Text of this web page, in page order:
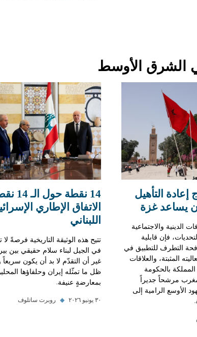
الشرق الأوسط
التأهيل
يساعد غزة
الدينية والاجتماعية
فإن قابلية
التطرف للتطبيق في
المثبتة، والعلاقات
بالحكومة
مرشحاً جديراً
الأوسع الرامية إلى
14
الاتفاق الإطاري
اللبناني
تتيح هذه الوثيقة التاريخية فرصةً لا
في الجيل لبناء سلام حقيقي بين
غير أن التقدّم لا بد أن يكون
ظل ما تمثّله إيران وحلفاؤها
بمعارضةٍ عنيفة.
٣٠ يونيو ٢٠٢٦ ◆ روبرت ساتلوف